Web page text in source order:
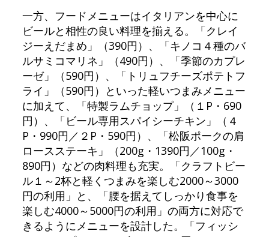
一方、フードメニューはイタリアンを中心に
ビールと相性の良い料理を揃える。「クレイ
ジーえだまめ」（390円）、「キノコ４種のバ
ルサミコマリネ」（490円）、「季節のカプレ
ーゼ」（590円）、「トリュフチーズポテトフ
ライ」（590円）といった軽いつまみメニュー
に加えて、「特製ラムチョップ」（１P・690
円）、「ビール専用スパイシーチキン」（４
P・990円／２P・590円）、「松阪ポークの肩
ロースステーキ」（200g・1390円／100g・
890円）などの肉料理も充実。「クラフトビー
ル１～2杯と軽くつまみを楽しむ2000～3000
円の利用」と、「腰を据えてしっかり食事を
楽しむ4000～5000円の利用」の両方に対応で
きるようにメニューを設計した。「フィッシ